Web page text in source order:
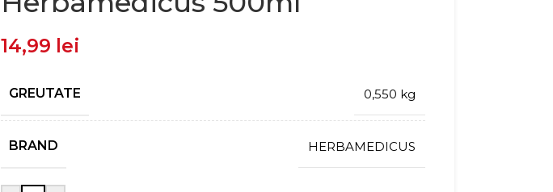
14,99 lei
GREUTATE 0,550 kg
BRAND HERBAMEDICUS